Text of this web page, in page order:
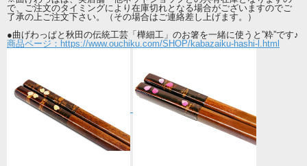
「秋田 大館曲げわっぱ」
近年では、海外でも人気のある「曲げわっぱ」。
木の美しさと和の温もりが心豊かに伝わり、日本三大美林のひとつに数えられる
秋田杉の均一で美しい木目を活かした国指定の伝統的工芸品。
明るく優雅な風合いと、軽量でありながら強度と弾力性に富んだ郷土の逸品で
で、ご注文のタイミングにより在庫切れとなる場合がございますのでご
了承の上ご注文下さい。（その場合はご連絡差し上げます。）
●曲げわっぱと秋田の伝統工芸「樺細工」のお箸を一緒に使うと”粋”です♪
商品ページ：https://www.ouchiku.com/SHOP/kabazaiku-hashi-l.html